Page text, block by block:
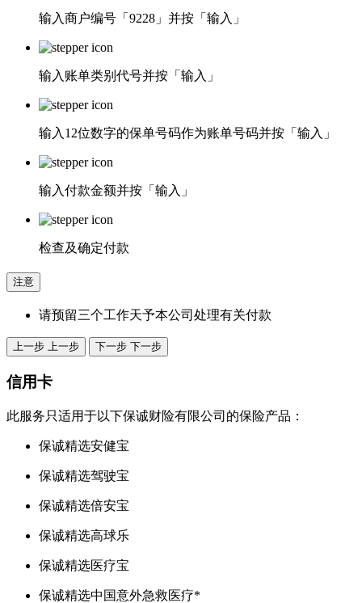
输入商户编号「9228」并按「输入」
输入账单类别代号并按「输入」
输入12位数字的保单号码作为账单号码并按「输入」
输入付款金额并按「输入」
检查及确定付款
注意
请预留三个工作天予本公司处理有关付款
上一步 上一步 下一步 下一步
信用卡
此服务只适用于以下保诚财险有限公司的保险产品：
保诚精选安健宝
保诚精选驾驶宝
保诚精选倍安宝
保诚精选高球乐
保诚精选医疗宝
保诚精选中国意外急救医疗*